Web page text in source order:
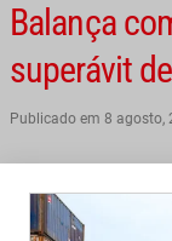
Balança
superávit
Publicado em 8 agosto,